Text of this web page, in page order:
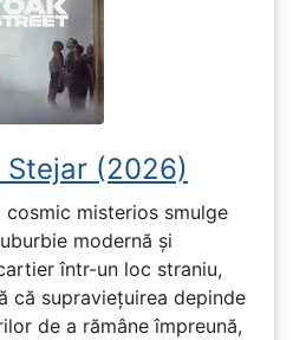
(2026)
cosmic misterios smulge
modernă și
într-un loc straniu,
că supraviețuirea depinde
de a rămâne împreună,